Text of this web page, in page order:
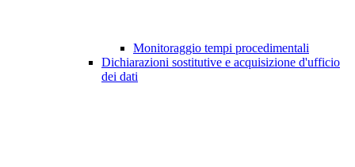
Monitoraggio tempi procedimentali
Dichiarazioni sostitutive e acquisizione d'ufficio
dei dati